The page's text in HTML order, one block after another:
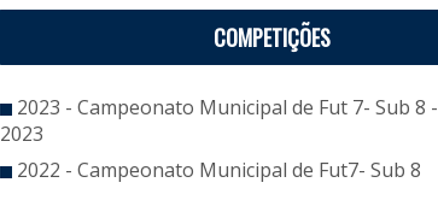
COMPETIÇÕES
2023 - Campeonato Municipal de Fut 7- Sub 8 -
2023
2022 - Campeonato Municipal de Fut7- Sub 8